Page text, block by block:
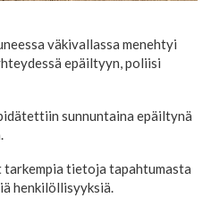
väkivallassa menehtyi
epäiltyyn, poliisi
sunnuntaina epäiltynä
tietoja tapahtumasta
henkilöllisyyksiä.